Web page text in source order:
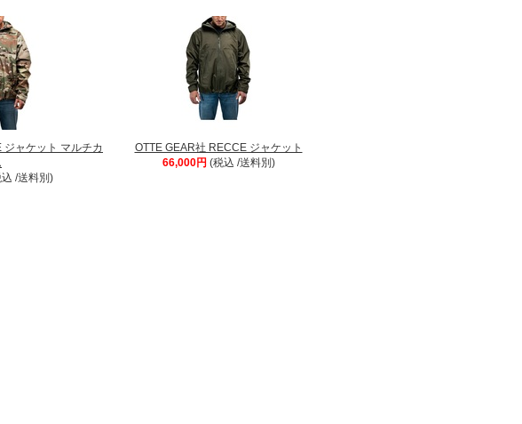
ャケット マルチカ
/送料別)
OTTE GEAR社 RECCE ジャケット
66,000円 (税込 /送料別)